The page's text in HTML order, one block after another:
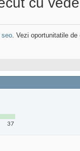
seo. Vezi oportunitatile de
37